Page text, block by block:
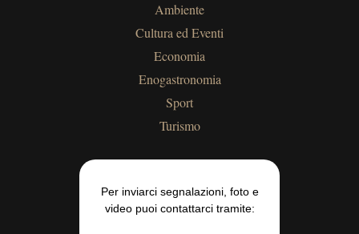
Ambiente
Cultura ed Eventi
Economia
Enogastronomia
Sport
Turismo
Per inviarci segnalazioni, foto e
video puoi contattarci tramite: